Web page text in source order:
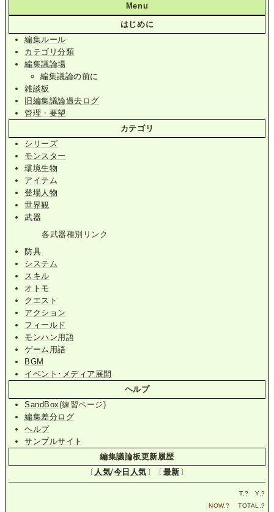
Menu
はじめに
編集ルール
カテゴリ分類
編集議論場
編集議論の前に
雑談板
旧編集議論過去ログ
管理・要望
カテゴリ
シリーズ
モンスター
環境生物
アイテム
登場人物
世界観
武器
各武器種別リンク
防具
システム
スキル
オトモ
クエスト
アクション
フィールド
モンハン用語
ゲーム用語
BGM
イベント･メディア展開
ヘルプ
SandBox(練習ページ)
編集差分ログ
ヘルプ
サンプルサイト
編集議論板更新履歴
〔 人気/今日人気 〕〔 最新 〕
T.? Y.?
NOW.? TOTAL.?